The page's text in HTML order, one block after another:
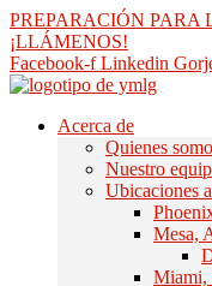
saltar
al
contenido
PREPARACIÓN PARA
¡LLÁMENOS!
Facebook-f Linkedin
Acerca de
Quienes
Nuestro
Ubicaciones
Mesa,
Miami,